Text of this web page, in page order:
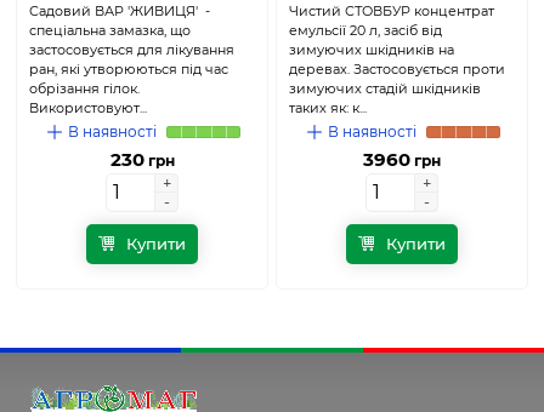
Садовий ВАР 'ЖИВИЦЯ' -
спеціальна замазка, що
застосовується для лікування
ран, які утворюються під час
обрізання гілок.
Використовуют...
В наявності
230грн
+
-
+
-
Купити
Чистий СТОВБУР концентрат
емульсії 20 л, засіб від
зимуючих шкідників на
деревах. Застосовується проти
зимуючих стадій шкідників
таких як: к...
В наявності
3960 грн
+
-
+
-
Купити